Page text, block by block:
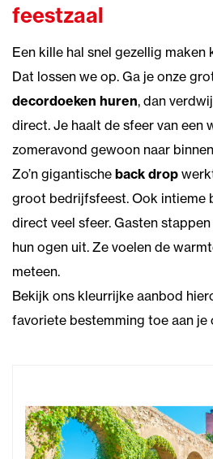
feestzaal
Een kille hal snel gezellig maken
Dat lossen we op. Ga je onze
decordoeken huren, dan
direct. Je haalt de sfeer van een
zomeravond gewoon naar
Zo’n gigantische back drop
groot bedrijfsfeest. Ook intieme
direct veel sfeer. Gasten
hun ogen uit. Ze voelen de
meteen.
Bekijk ons kleurrijke aanbod
favoriete bestemming toe aan je